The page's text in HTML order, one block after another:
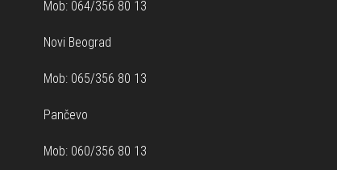
Mob: 064/356 80 13
Novi Beograd
Mob: 065/356 80 13
Pančevo
Mob: 060/356 80 13